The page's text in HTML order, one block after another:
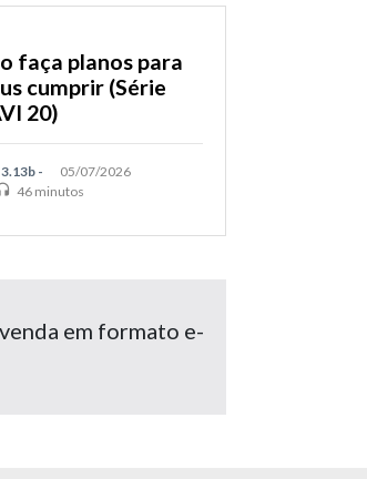
faça planos para
cumprir (Série
20)
-
05/07/2026
46 minutos
em formato e-